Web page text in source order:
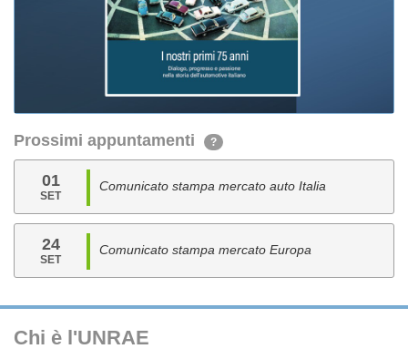
Prossimi appuntamenti ?
01
SET
Comunicato stampa mercato auto Italia
24
SET
Comunicato stampa mercato Europa
Chi è l'UNRAE